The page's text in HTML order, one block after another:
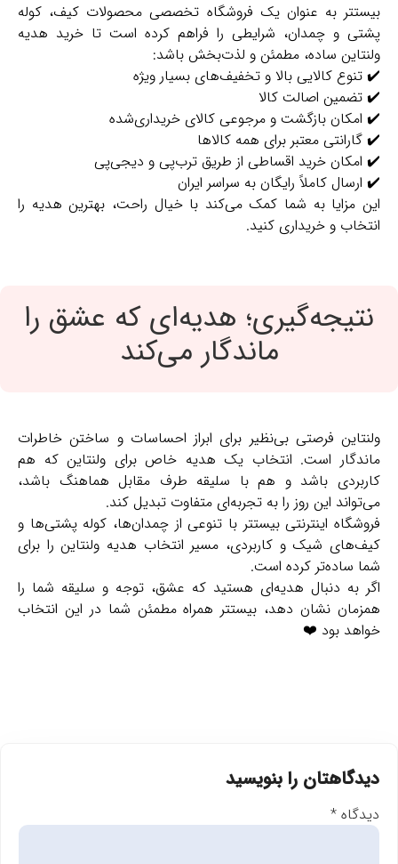
بیستتر به عنوان یک فروشگاه تخصصی محصولات کیف، کوله
پشتی و چمدان، شرایطی را فراهم کرده است تا خرید هدیه
ولنتاین ساده، مطمئن و لذت‌بخش باشد:
✔️ تنوع کالایی بالا و تخفیف‌های بسیار ویژه
✔️ تضمین اصالت کالا
✔️ امکان بازگشت و مرجوعی کالای خریداری‌شده
✔️ گارانتی معتبر برای همه کالاها
✔️ امکان خرید اقساطی از طریق ترب‌پی و دیجی‌پی
✔️ ارسال کاملاً رایگان به سراسر ایران
این مزایا به شما کمک می‌کند با خیال راحت، بهترین هدیه را
انتخاب و خریداری کنید.
نتیجه‌گیری؛ هدیه‌ای که عشق را
ماندگار می‌کند
ولنتاین فرصتی بی‌نظیر برای ابراز احساسات و ساختن خاطرات
ماندگار است. انتخاب یک هدیه خاص برای ولنتاین که هم
کاربردی باشد و هم با سلیقه طرف مقابل هماهنگ باشد،
می‌تواند این روز را به تجربه‌ای متفاوت تبدیل کند.
فروشگاه اینترنتی بیستتر با تنوعی از چمدان‌ها، کوله پشتی‌ها و
کیف‌های شیک و کاربردی، مسیر انتخاب هدیه ولنتاین را برای
شما ساده‌تر کرده است.
اگر به دنبال هدیه‌ای هستید که عشق، توجه و سلیقه شما را
همزمان نشان دهد، بیستتر همراه مطمئن شما در این انتخاب
خواهد بود ❤️
دیدگاهتان را بنویسید
دیدگاه *